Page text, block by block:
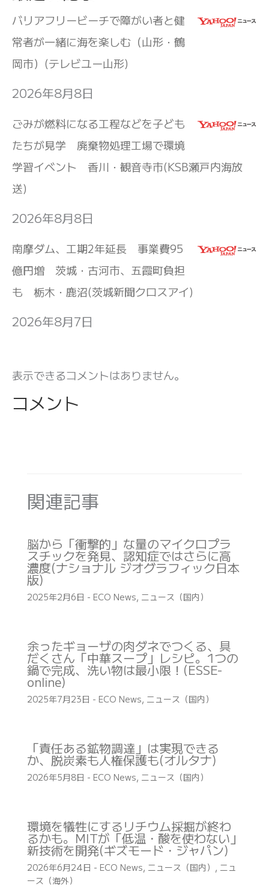
バリアフリービーチで障がい者と健
常者が一緒に海を楽しむ（山形・鶴
岡市）(テレビユー山形)
2026年8月8日
ごみが燃料になる工程などを子ども
たちが見学 廃棄物処理工場で環境
学習イベント 香川・観音寺市(KSB瀬戸内海放
送)
2026年8月8日
南摩ダム、工期2年延長 事業費95
億円増 茨城・古河市、五霞町負担
も 栃木・鹿沼(茨城新聞クロスアイ)
2026年8月7日
表示できるコメントはありません。
コメント
関連記事
脳から「衝撃的」な量のマイクロプラ
スチックを発見、認知症ではさらに高
濃度(ナショナル ジオグラフィック日本
版)
2025年2月6日 - ECO News, ニュース（国内）
余ったギョーザの肉ダネでつくる、具
だくさん「中華スープ」レシピ。1つの
鍋で完成、洗い物は最小限！(ESSE-
online)
2025年7月23日 - ECO News, ニュース（国内）
「責任ある鉱物調達」は実現できる
か、脱炭素も人権保護も(オルタナ)
2026年5月8日 - ECO News, ニュース（国内）
環境を犠牲にするリチウム採掘が終わ
るかも。MITが「低温・酸を使わない」
新技術を開発(ギズモード・ジャパン)
2026年6月24日 - ECO News, ニュース（国内） , ニュ
ース（海外）